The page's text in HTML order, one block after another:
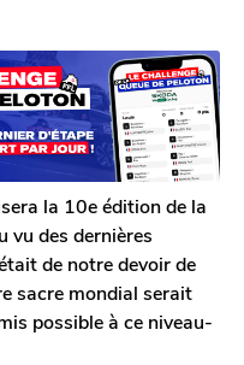
la 10e édition de la
vu des dernières
de notre devoir de
sacre mondial serait
possible à ce niveau-